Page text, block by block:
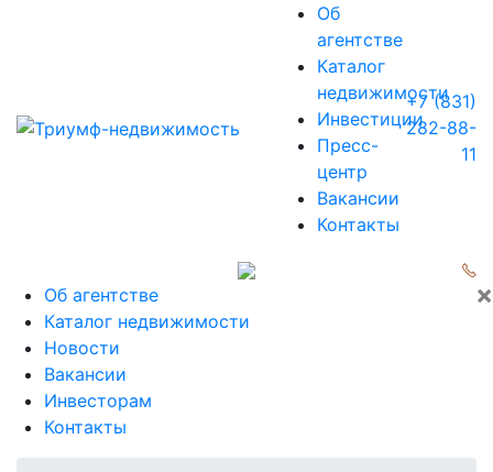
Об
агентстве
Каталог
недвижимости
Инвестиции
Пресс-
центр
Вакансии
Контакты
+7 (831)
282-88-
11
×
Об агентстве
Каталог недвижимости
Новости
Вакансии
Инвесторам
Контакты